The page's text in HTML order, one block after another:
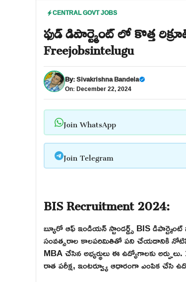
CENTRAL GOVT JOBS
ఫుడ్ డిపార్ట్మెంట్ లో కొత్త
Freejobsintelugu
By:Sivakrishna Bandela
On: December 22, 2024
Join WhatsApp
Join Telegram
BIS Recruitment 2024:
బ్యూరో ఆఫ్ ఇండియన్ స్టాండర్డ్స్ BIS
సంవత్సరాల కాలపరిమితితో పని చేయడానికి
MBA చేసిన అభ్యర్థులు ఈ ఉద్యోగాలకు
రాత పరీక్ష, ఇంటర్వ్యూ ఆధారంగా ఎంపిక చేసి